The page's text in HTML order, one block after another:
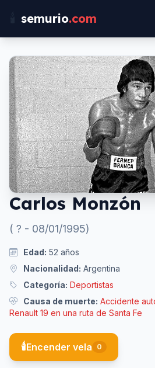
semurio.com
Carlos Monzón
( ? - 08/01/1995)
Edad: 52 años
Nacionalidad: Argentina
Categoría: Deportistas
Causa de muerte: Accidente
Renault 19 en una ruta de Santa Fe
🕯️Encender vela 0